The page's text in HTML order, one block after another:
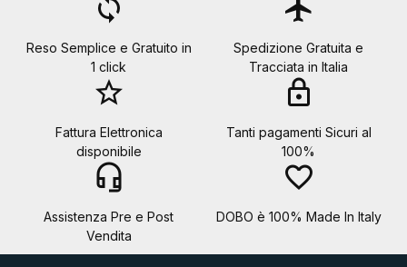
loop
Reso Semplice e Gratuito in
1 click
flight
Spedizione Gratuita e
Tracciata in Italia
star_border
Fattura Elettronica
disponibile
lock
Tanti pagamenti Sicuri al
100%
headset_mic
Assistenza Pre e Post
Vendita
favorite_border
DOBO è 100% Made In Italy